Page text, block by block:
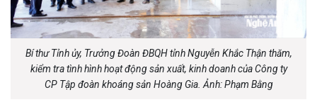
Bí thư Tỉnh ủy, Trưởng Đoàn ĐBQH tỉnh Nguyễn Khắc Thận thăm,
kiểm tra tình hình hoạt động sản xuất, kinh doanh của Công ty
CP Tập đoàn khoáng sản Hoàng Gia. Ảnh: Phạm Bằng